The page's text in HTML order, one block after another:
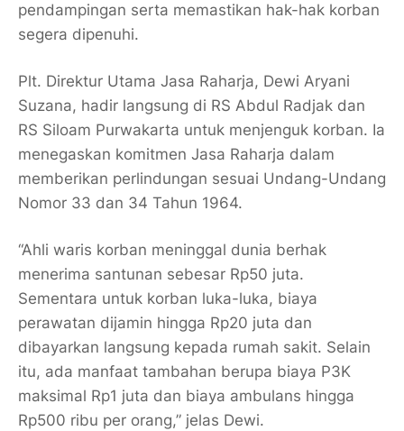
pendampingan serta memastikan hak-hak korban
segera dipenuhi.
Plt. Direktur Utama Jasa Raharja, Dewi Aryani
Suzana, hadir langsung di RS Abdul Radjak dan
RS Siloam Purwakarta untuk menjenguk korban. Ia
menegaskan komitmen Jasa Raharja dalam
memberikan perlindungan sesuai Undang-Undang
Nomor 33 dan 34 Tahun 1964.
“Ahli waris korban meninggal dunia berhak
menerima santunan sebesar Rp50 juta.
Sementara untuk korban luka-luka, biaya
perawatan dijamin hingga Rp20 juta dan
dibayarkan langsung kepada rumah sakit. Selain
itu, ada manfaat tambahan berupa biaya P3K
maksimal Rp1 juta dan biaya ambulans hingga
Rp500 ribu per orang,” jelas Dewi.